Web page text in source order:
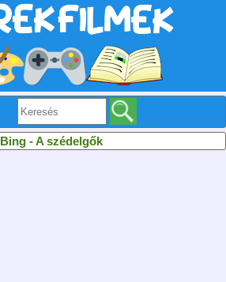
Bing - A szédelgők